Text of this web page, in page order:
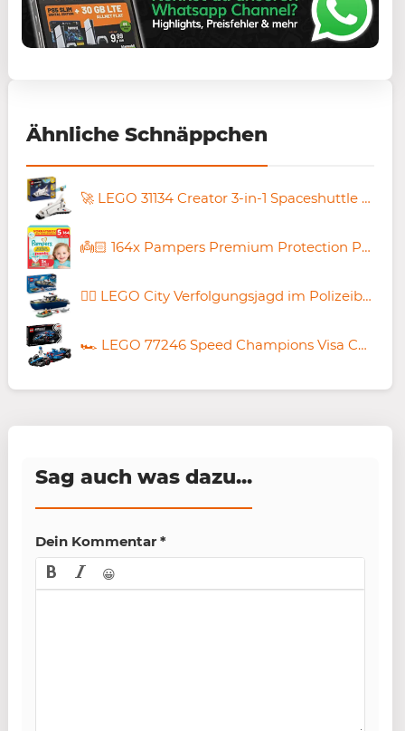
Ähnliche Schnäppchen
🚀 LEGO 31134 Creator 3-in-1 Spaceshuttle ab 6,39€ (statt 10€)
👼🏻 164x Pampers Premium Protection Pants in Größe 5 (11-17 kg) für 59,99€ (statt 70€)
👮‍♂️ LEGO City Verfolgungsjagd im Polizeiboot ab 20,39€ (statt 23€)
🏎️ LEGO 77246 Speed Champions Visa Cash App RB F1 Rennauto für 16,99€ (statt 21€)
Sag auch was dazu...
Dein Kommentar *
😀